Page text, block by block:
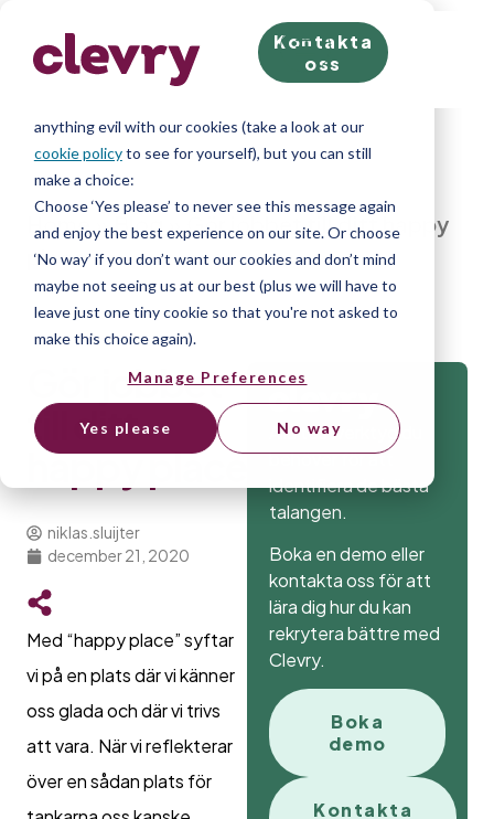
We know right? These cookie pop-ups can really ruin
your visit, so we’ll make this quick. This website does
anything evil with our cookies (take a look at our
cookie policyto see for yourself), but you can still
make a choice:
Choose ‘Yes please’ to never see this message again
and enjoy the best experience on our site. Or choose
‘No way’ if you don’t want our cookies and don’t mind
maybe not seeing us at our best (plus we will have to
leave just one tiny cookie so that you're not asked to
make this choice again).
Manage Preferences
Yes please No way
Kontakta
oss
Home»Blog »Gör jobbet till ditt happy
place
Gör jobbet
till ditt
happy place
niklas.sluijter
december 21, 2020
Med “happy place” syftar
vi på en plats där vi känner
oss glada och där vi trivs
att vara. När vi reflekterar
över en sådan plats för
Alla testverktyg du
behöver för att
identifiera de bästa
talangen.
Boka en demo eller
kontakta oss för att
lära dig hur du kan
rekrytera bättre med
Clevry.
Boka
demo
Kontakta